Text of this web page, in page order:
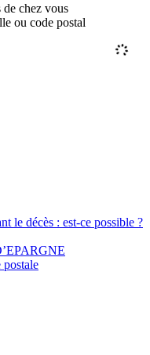
chez vous
ou code postal
le décès : est-ce possible ?
postale